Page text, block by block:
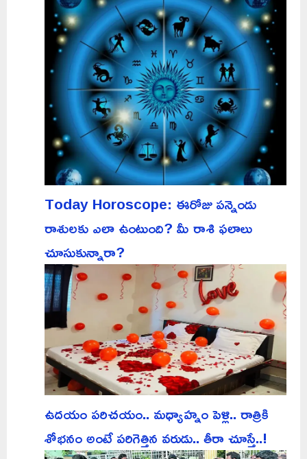
Today Horoscope: ఈరోజు పన్నెండు
రాశులకు ఎలా ఉంటుంది? మీ రాశి ఫలాలు
చూసుకున్నారా?
ఉదయం పరిచయం.. మధ్యాహ్నం పెళ్లి.. రాత్రికి
శోభనం అంటే పరిగెత్తిన వరుడు.. తీరా చూస్తే..!